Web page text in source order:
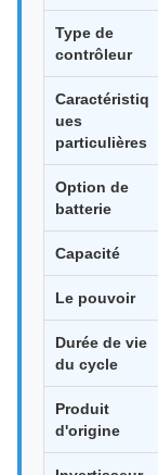
Type de
contrôleur
Caractéristiq
ues
particulières
Option de
batterie
Capacité
Le pouvoir
Durée de vie
du cycle
Produit
d'origine